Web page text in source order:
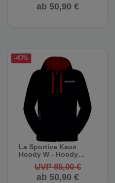
ab 50,90 €
-40%
La Sportiva Kaos
Hoody W - Hoody
(Auslauf)
UVP 85,00 €
ab 50,90 €